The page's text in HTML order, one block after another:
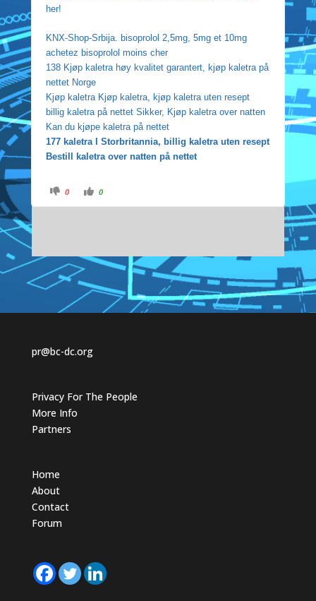
her!
KNX-Shop-Srbija. bisoprolol 2,5mg, 5mg et 10mg
achetez bisoprolol moins cher
138 Kjøp kaletra høy kvalitet garantert, kjøp kaletra på
nettet Norge
Kjøp kaletra Kjøp kaletra, kjøp kaletra uten resept
billig kaletra på nettet Sikker, Kjøp kaletra over natten
Kan du kjøpe kaletra på nettet
177 kaletra I Storbritannia, billig kaletra uten resept
Bestill kaletra over natten på nettet
C
u
m
b
o
w
0
C
h
b
s
.
0
pr@bc-dc.org
Privacy For The People
More Info
Partners
Home
About
Contact
Forum